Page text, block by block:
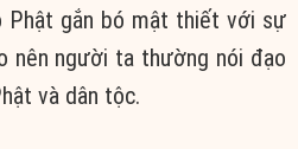
Phật gắn bó mật thiết với sự
nên người ta thường nói đạo
và dân tộc.